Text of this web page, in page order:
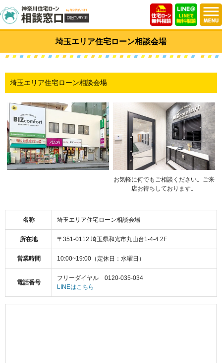
埼玉エリア住宅ローン相談会場
埼玉エリア住宅ローン相談会場
お気軽に何でもご相談ください。ご来
店お待ちしております。
名称 埼玉エリア住宅ローン相談会場
所在地 〒351-0112 埼玉県和光市丸山台1-4-4 2F
営業時間 10:00~19:00（定休日：水曜日）
電話番号
フリーダイヤル 0120-035-034
LINEはこちら